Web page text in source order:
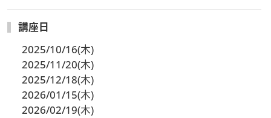
講座日
2025/10/16(木)
2025/11/20(木)
2025/12/18(木)
2026/01/15(木)
2026/02/19(木)